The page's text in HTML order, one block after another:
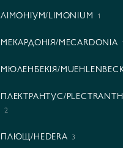
ЛІМОНІУМ/LIMONIUM 1
МЕКАРДОНІЯ/MECARDONIA
МЮЛЕНБЕКІЯ/
ПЛЕКТРАНТУС/
2
ПЛЮЩ/HEDERA 3